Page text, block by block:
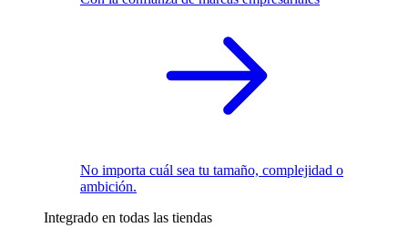
No importa cuál sea tu tamaño, complejidad o
ambición.
Integrado en todas las tiendas